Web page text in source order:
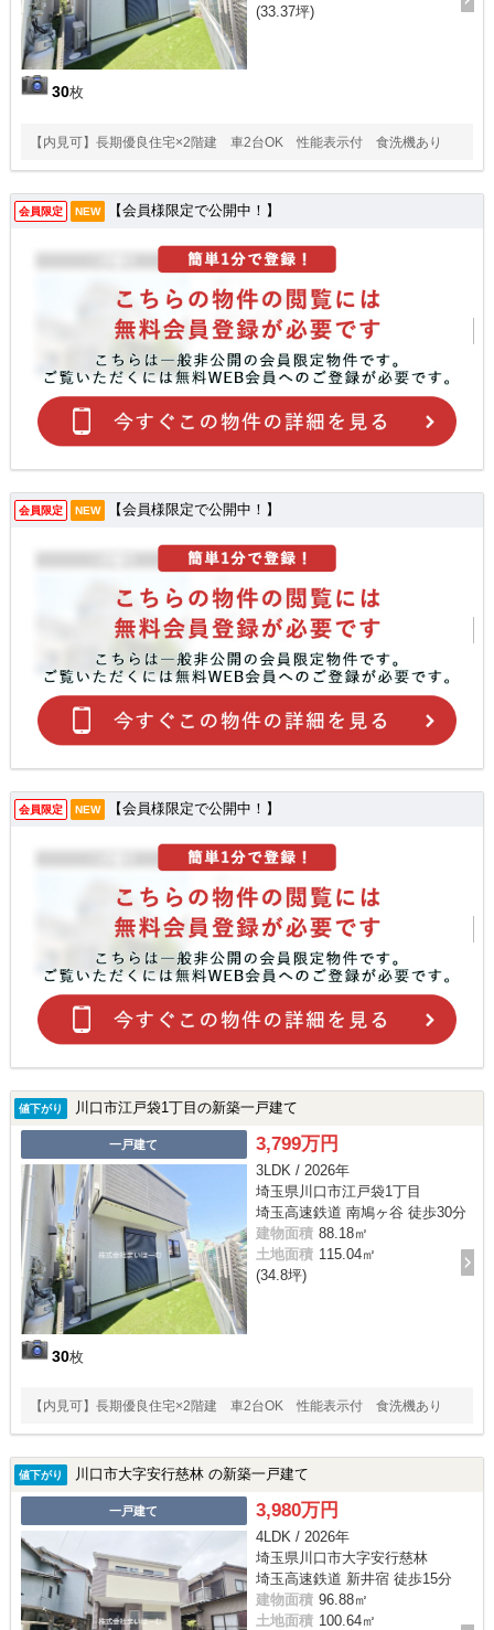
30枚
(33.37坪)
【内見可】長期優良住宅×2階建 車2台OK 性能表示付 食洗機あり
会員限定 NEW 【会員様限定で公開中！】
会員限定 NEW 【会員様限定で公開中！】
会員限定 NEW 【会員様限定で公開中！】
値下がり 川口市江戸袋1丁目の新築一戸建て
一戸建て
30枚
3,799万円
3LDK / 2026年
埼玉県川口市江戸袋1丁目
埼玉高速鉄道 南鳩ヶ谷 徒歩30分
建物面積 88.18㎡
土地面積 115.04㎡
(34.8坪)
【内見可】長期優良住宅×2階建 車2台OK 性能表示付 食洗機あり
値下がり 川口市大字安行慈林 の新築一戸建て
一戸建て 3,980万円
4LDK / 2026年
埼玉県川口市大字安行慈林
埼玉高速鉄道 新井宿 徒歩15分
建物面積 96.88㎡
土地面積 100.64㎡